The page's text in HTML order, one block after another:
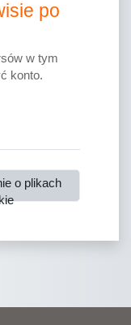
po
w tym
konto.
o plikach